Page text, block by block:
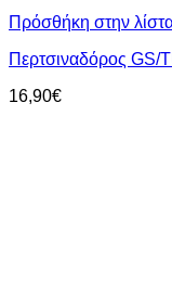
Πρόσθήκη στην
Περτσιναδόρος GS/
16,90€